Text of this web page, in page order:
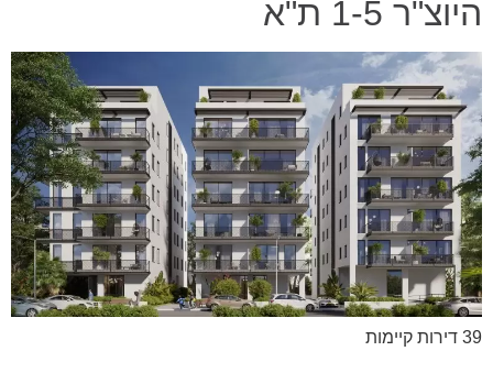
היוצ"ר 1-5 ת"א
39 דירות קיימות